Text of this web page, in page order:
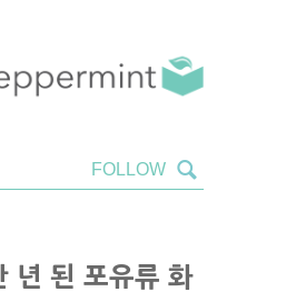
년 된 포유류 화